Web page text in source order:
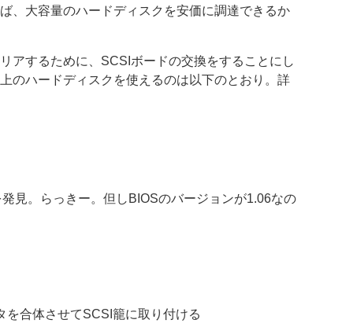
、大容量のハードディスクを安価に調達できるか
アするために、SCSIボードの交換をすることにし
のハードディスクを使えるのは以下のとおり。詳
発見。らっきー。但しBIOSのバージョンが1.06なの
を合体させてSCSI籠に取り付ける